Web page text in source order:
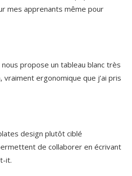
mes apprenants même pour
propose un tableau blanc très
vraiment ergonomique que j’ai pris
design plutôt ciblé
de collaborer en écrivant
it.